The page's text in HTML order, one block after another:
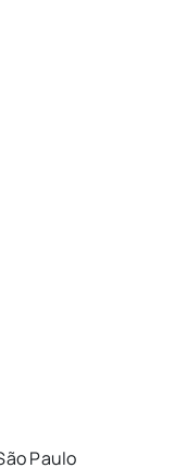
Paulo